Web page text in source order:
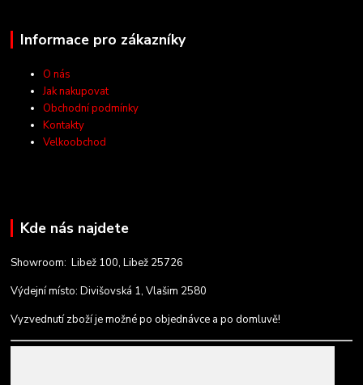
Informace pro zákazníky
O nás
Jak nakupovat
Obchodní podmínky
Kontakty
Velkoobchod
Kde nás najdete
Showroom: Libež 100, Libež 25726
Výdejní místo: Divišovská 1, Vlašim 2580
Vyzvednutí zboží je možné po objednávce a po domluvě!